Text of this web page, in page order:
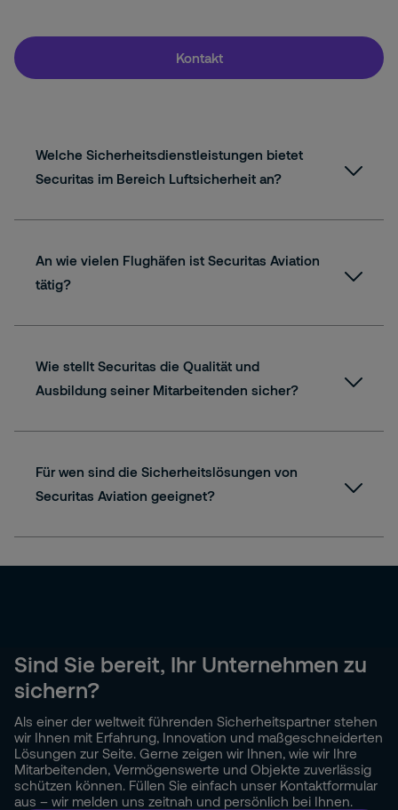
Kontakt
Welche Sicherheitsdienstleistungen bietet
Securitas im Bereich Luftsicherheit an?
An wie vielen Flughäfen ist Securitas Aviation
tätig?
Wie stellt Securitas die Qualität und
Ausbildung seiner Mitarbeitenden sicher?
Für wen sind die Sicherheitslösungen von
Securitas Aviation geeignet?
Sind Sie bereit, Ihr Unternehmen zu
sichern?
Als einer der weltweit führenden Sicherheitspartner stehen
wir Ihnen mit Erfahrung, Innovation und maßgeschneiderten
Lösungen zur Seite. Gerne zeigen wir Ihnen, wie wir Ihre
Mitarbeitenden, Vermögenswerte und Objekte zuverlässig
schützen können. Füllen Sie einfach unser Kontaktformular
aus – wir melden uns zeitnah und persönlich bei Ihnen.